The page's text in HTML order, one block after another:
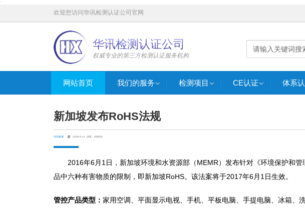
'
欢迎您访问华讯检测认证公司官网
华讯检测认证公司
权威专业的第三方检测认证服务机构
网站首页 我们的服务 检测项目 CE认证 体系
新加坡发布RoHS法规
华讯检测 2018-9-11 浏览：6989次
2016年6月1日，新加坡环境和水资源部（MEMR）发布针对《环境保护和
品中六种有害物质的限制，即新加坡RoHS。该法案将于2017年6月1日生效。
管控产品类型： 家用空调、平面显示电视、手机、平板电脑、手提电脑、冰箱、洗